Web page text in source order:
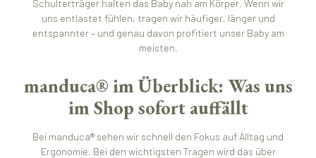
Schulterträger halten das Baby nah am Körper. Wenn wir
uns entlastet fühlen, tragen wir häufiger, länger und
entspannter – und genau davon profitiert unser Baby am
meisten.
manduca® im Überblick: Was uns
im Shop sofort auffällt
Bei manduca® sehen wir schnell den Fokus auf Alltag und
Ergonomie. Bei den wichtigsten Tragen wird das über